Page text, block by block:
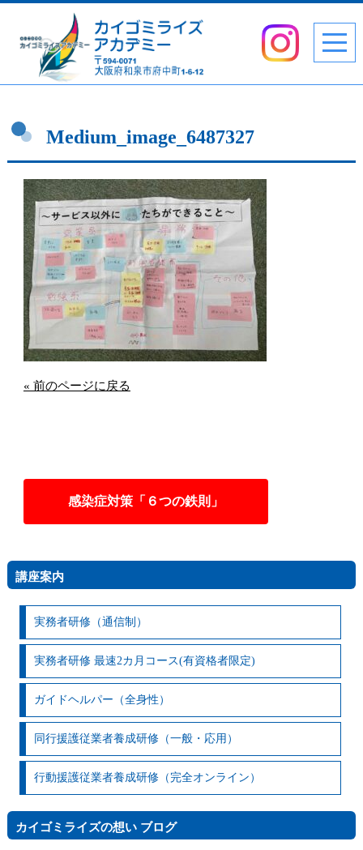
Medium_image_6487327
« 前のページに戻る
感染症対策「６つの鉄則」
講座案内
実務者研修（通信制）
実務者研修 最速2カ月コース(有資格者限定)
ガイドヘルパー（全身性）
同行援護従業者養成研修（一般・応用）
行動援護従業者養成研修（完全オンライン）
カイゴミライズの想い ブログ